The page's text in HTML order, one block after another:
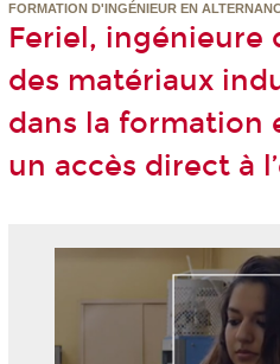
FORMATION D'INGÉNIEUR EN
Feriel, ingénieure
des matériaux
dans la formation
un accès direct à